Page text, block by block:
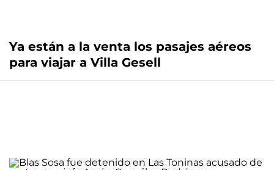
Ya están a la venta los pasajes aéreos
para viajar a Villa Gesell